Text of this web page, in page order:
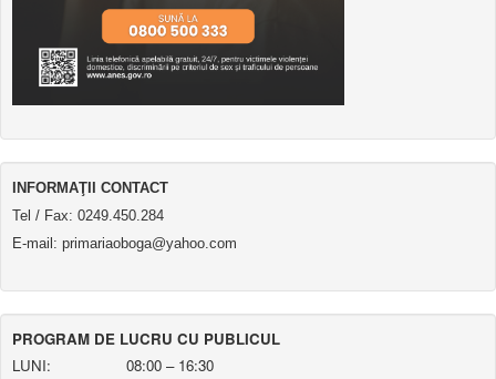
INFORMAŢII CONTACT
Tel / Fax: 0249.450.284
E-mail: primariaoboga@yahoo.com
PROGRAM DE LUCRU CU PUBLICUL
LUNI: 08:00 – 16:30